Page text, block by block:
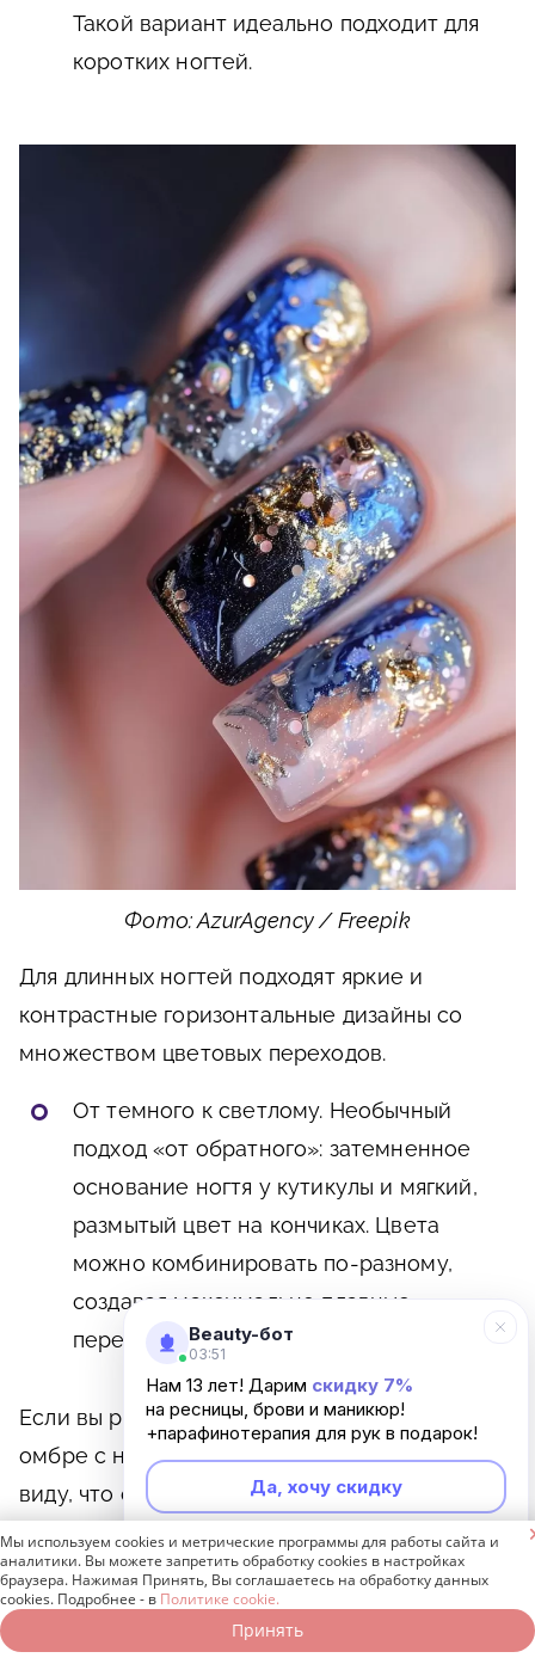
Такой вариант идеально подходит для
коротких ногтей.
Фото: AzurAgency / Freepik
Для длинных ногтей подходят яркие и
контрастные горизонтальные дизайны со
множеством цветовых переходов.
От темного к светлому. Необычный
подход «от обратного»: затемненное
основание ногтя у кутикулы и мягкий,
размытый цвет на кончиках. Цвета
можно комбинировать по-разному,
создавая максимально плавные
переходы.
Если вы решите предпочесть яркий маникюр
омбре с нестандартными цветами, имейте в
виду, что они должны сочетаться с
гардеробом и подходить вашему стилю.
Маникюр омбре с втиркой. Втирка
представляет собой пудру с очень
Beauty-бот
03:51
Нам 13 лет! Дарим скидку 7%
на ресницы, брови и маникюр!
+парафинотерапия для рук в подарок!
Да, хочу скидку
Неинтересно
Мы используем cookies и метрические программы для работы сайта и
аналитики. Вы можете запретить обработку cookies в настройках
браузера. Нажимая Принять, Вы соглашаетесь на обработку данных
cookies. Подробнее - в Политике cookie.
Принять